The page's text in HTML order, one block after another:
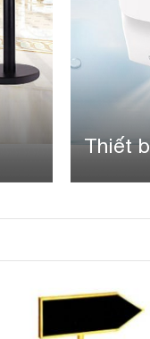
Thiết